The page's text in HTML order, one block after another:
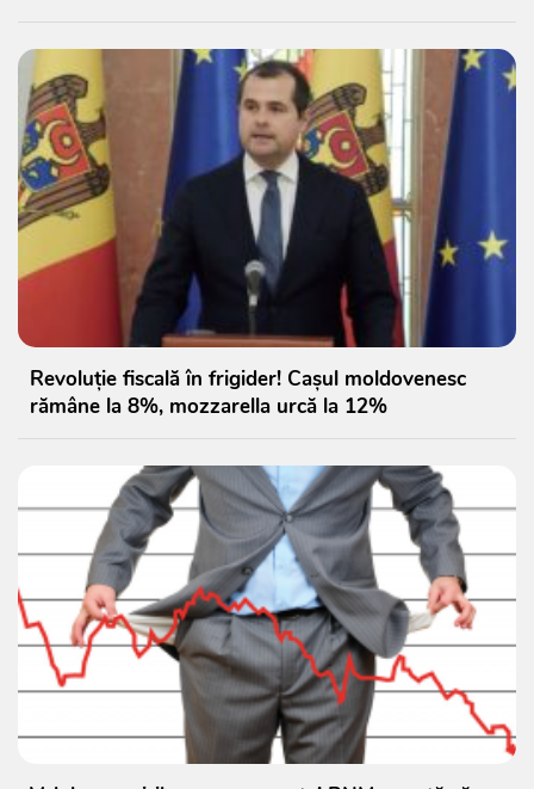
Revoluție fiscală în frigider! Cașul moldovenesc
rămâne la 8%, mozzarella urcă la 12%